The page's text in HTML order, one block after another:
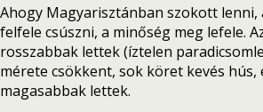
Ahogy Magyarisztánban szokott lenni,
felfele csúszni, a minőség meg lefele.
rosszabbak lettek (íztelen
mérete csökkent, sok köret kevés hús,
magasabbak lettek.